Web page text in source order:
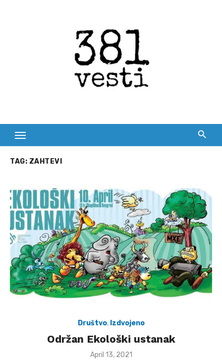
TAG: ZAHTEVI
Društvo, Izdvojeno
Održan Ekološki ustanak
Posted
April 13, 2021